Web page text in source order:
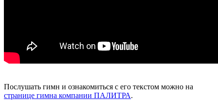
Послушать гимн и ознакомиться с его текстом можно на
странице гимна компании ПАЛИТРА.